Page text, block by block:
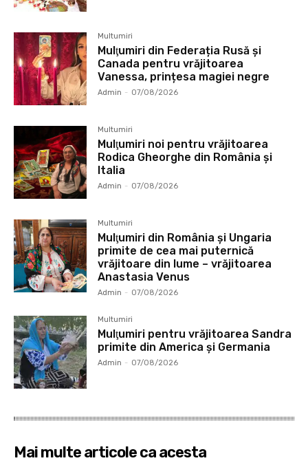
Multumiri
Mulţumiri din Federația Rusă și
Canada pentru vrăjitoarea
Vanessa, prințesa magiei negre
Admin - 07/08/2026
Multumiri
Mulţumiri noi pentru vrăjitoarea
Rodica Gheorghe din România și
Italia
Admin - 07/08/2026
Multumiri
Mulţumiri din România și Ungaria
primite de cea mai puternică
vrăjitoare din lume – vrăjitoarea
Anastasia Venus
Admin - 07/08/2026
Multumiri
Mulţumiri pentru vrăjitoarea Sandra
primite din America și Germania
Admin - 07/08/2026
Mai multe articole ca acesta